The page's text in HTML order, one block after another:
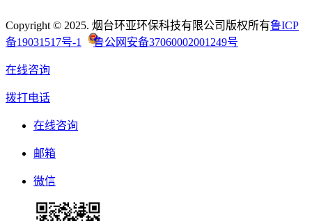
Copyright © 2025. 烟台环亚环保科技有限公司版权所有鲁ICP
备19031517号-1
鲁公网安备37060002001249号
在线咨询
拨打电话
在线咨询
邮箱
微信